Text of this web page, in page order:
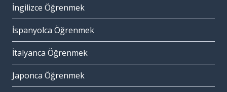
İngilizce Öğrenmek
İspanyolca Öğrenmek
İtalyanca Öğrenmek
Japonca Öğrenmek